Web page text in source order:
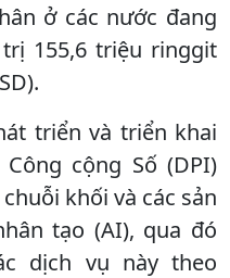
ở các nước đang
155,6 triệu ringgit
triển và triển khai
cộng Số (DPI)
khối và các sản
tạo (AI), qua đó
dịch vụ này theo